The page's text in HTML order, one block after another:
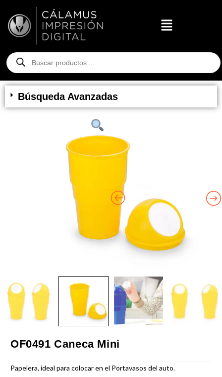
Búsqueda Avanzadas
OF0491 Caneca Mini
Papelera, ideal para colocar en el Portavasos del auto.